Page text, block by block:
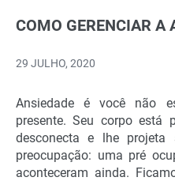
COMO GERENCIAR A
29 JULHO, 2020
Ansiedade é você não
presente. Seu corpo está
desconecta e lhe
preocupação: uma pré
aconteceram ainda.